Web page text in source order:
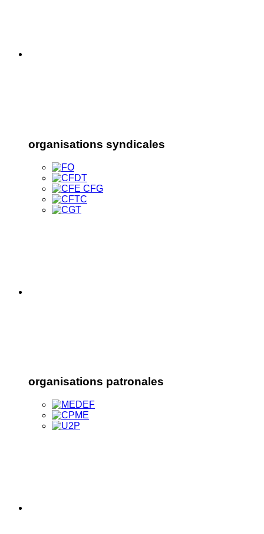
organisations syndicales
organisations patronales